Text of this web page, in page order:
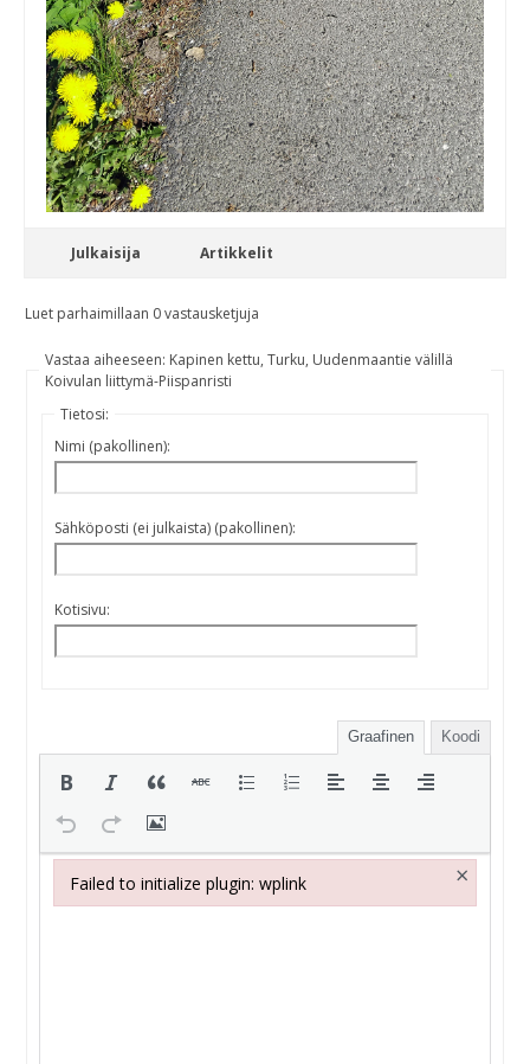
Julkaisija Artikkelit
Luet parhaimillaan 0 vastausketjuja
Vastaa aiheeseen: Kapinen kettu, Turku, Uudenmaantie välillä
Koivulan liittymä-Piispanristi
Tietosi:
Nimi (pakollinen):
Sähköposti (ei julkaista) (pakollinen):
Kotisivu:
Graafinen Koodi
Failed to initialize plugin: wplink ×
Failed to initialize plugin: wplink